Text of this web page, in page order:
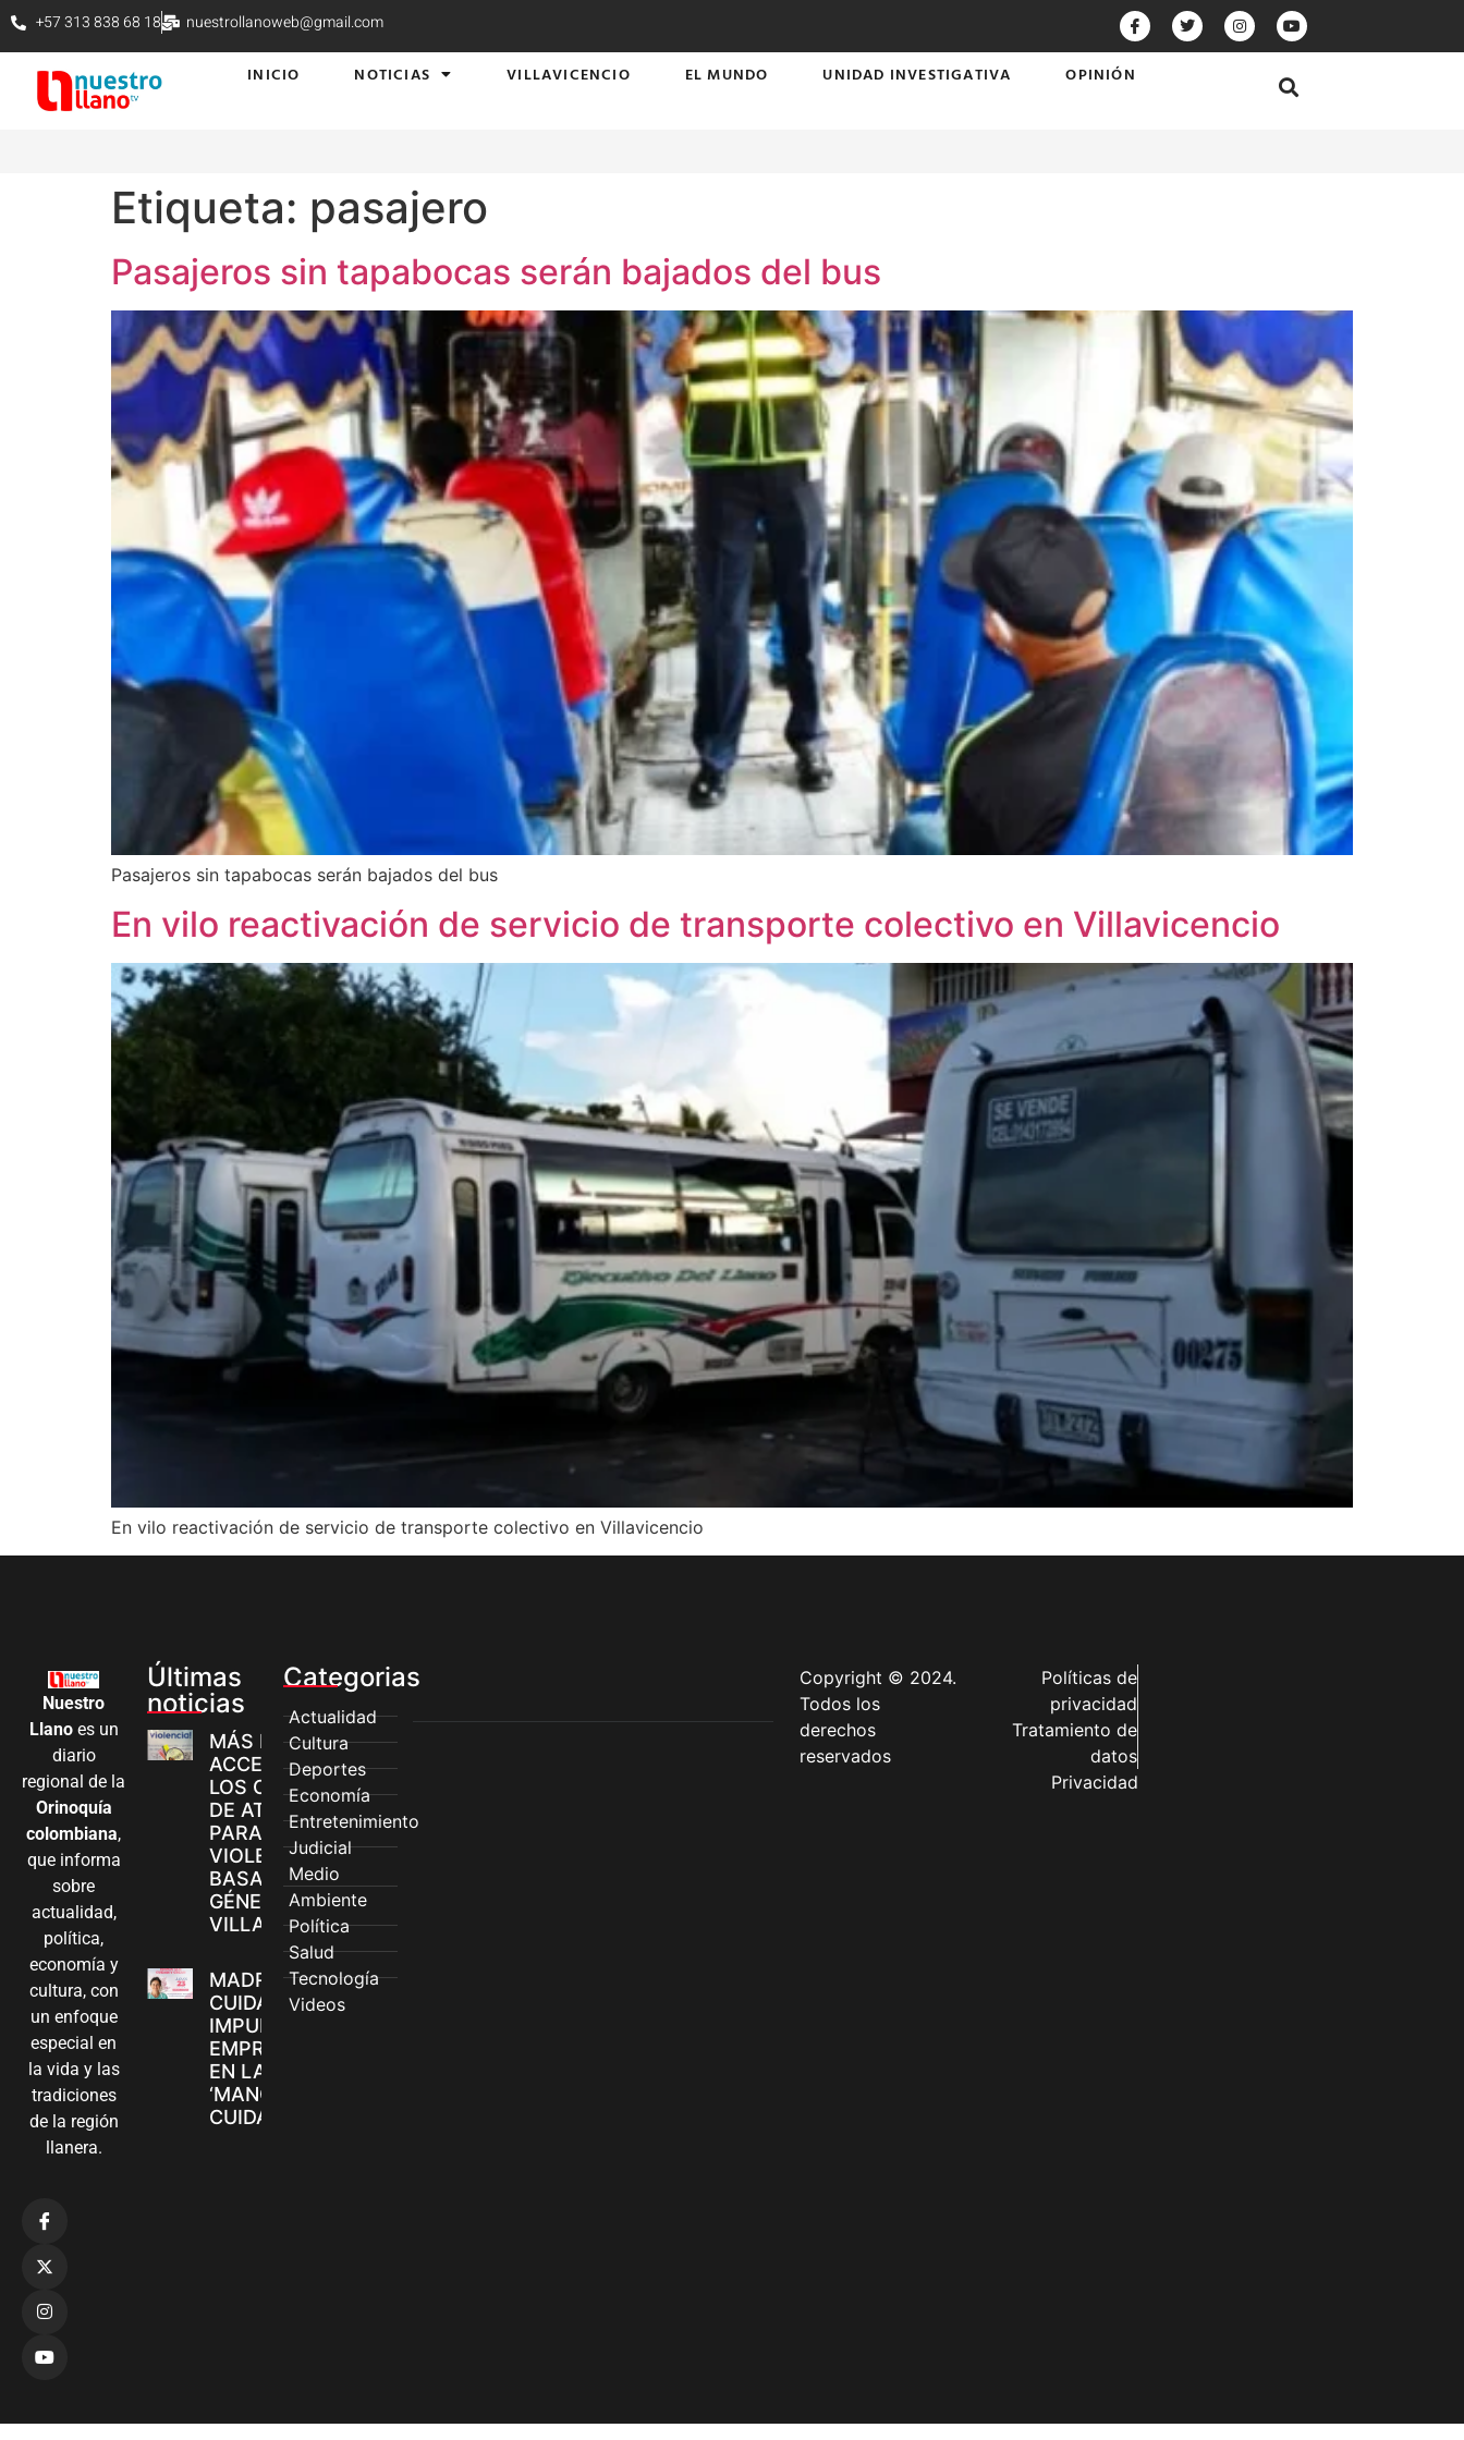
+57 313 838 68 18 nuestrollanoweb@gmail.com
INICIO NOTICIAS VILLAVICENCIO EL MUNDO UNIDAD INVESTIGATIVA OPINIÓN
Etiqueta: pasajero
Pasajeros sin tapabocas serán bajados del bus
Pasajeros sin tapabocas serán bajados del bus
En vilo reactivación de servicio de transporte colectivo en Villavicencio
En vilo reactivación de servicio de transporte colectivo en Villavicencio
Nuestro
Llanoes un
diario
regional de la
Orinoquía
colombiana,
que informa
sobre
actualidad,
política,
economía y
cultura, con
un enfoque
especial en
la vida y las
tradiciones
de la región
llanera.
Últimas
noticias
MÁS MUJERES
ACCEDEN A
LOS CANALES
DE ATENCIÓN
PARA
VIOLENCIAS
BASADAS EN
GÉNERO EN
VILLAVICENCIO
MADRES
CUIDADORAS
IMPULSAN SUS
EMPRENDIMIENTOS
EN LA FERIA
‘MANOS QUE
CUIDAN Y CREAN’
Categorias
Actualidad
Cultura
Deportes
Economía
Entretenimiento
Judicial
Medio
Ambiente
Política
Salud
Tecnología
Videos
Copyright © 2024.
Todos los
derechos
reservados
Políticas de
privacidad
Tratamiento de
datos
Privacidad